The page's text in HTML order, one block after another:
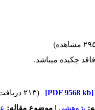
فاقد چکیده می​باشد.
[PDF 9568 kb]
(۲۱۳ دریافت)
پژوهشي | موضوع مقاله: